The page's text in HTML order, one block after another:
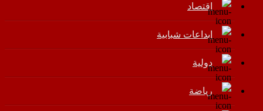
اقتصاد
إبداعات شبابية
دولية
رياضة